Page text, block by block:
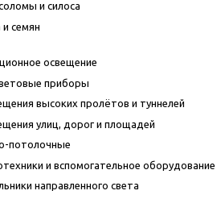
и силоса
семян
освещение
приборы
высоких пролётов и туннелей
улиц, дорог и площадей
потолочные
и вспомогательное оборудование
направленного света